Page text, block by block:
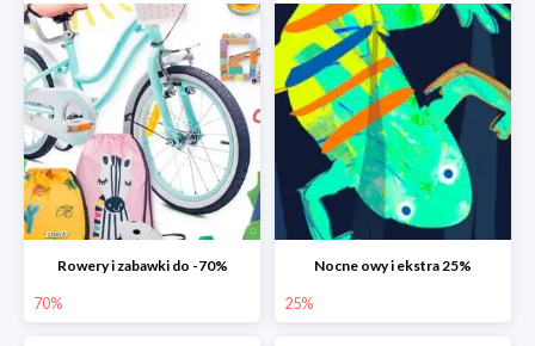
Rowery i zabawki do -70%
70%
Nocne owy i ekstra 25%
25%